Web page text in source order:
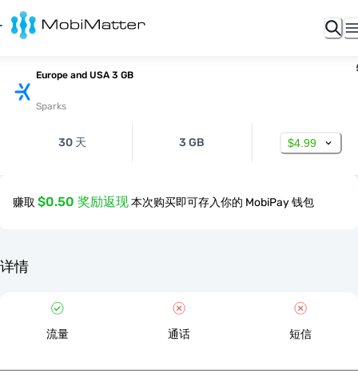
Europe and USA 3 GB
Sparks
30 天 3 GB $4.99
赚取 $0.50 奖励返现本次购买即可存入你的 MobiPay 钱包
详情
流量 通话 短信